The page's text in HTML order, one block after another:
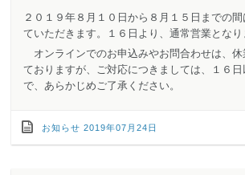
２０１９年８月１０日から８月１５日までの
ていただきます。１６日より、通常営業となり
オンラインでのお申込みやお問合わせは、休
ておりますが、ご対応につきましては、１６
で、あらかじめご了承ください。
お知らせ 2019年07月24日